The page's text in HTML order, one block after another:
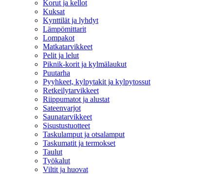
Korut ja kellot
Kuksat
Kynttilät ja lyhdyt
Lämpömittarit
Lompakot
Matkatarvikkeet
Pelit ja lelut
Piknik-korit ja kylmälaukut
Puutarha
Pyyhkeet, kylpytakit ja kylpytossut
Retkeilytarvikkeet
Riippumatot ja alustat
Sateenvarjot
Saunatarvikkeet
Sisustustuotteet
Taskulamput ja otsalamput
Taskumatit ja termokset
Taulut
Työkalut
Viltit ja huovat